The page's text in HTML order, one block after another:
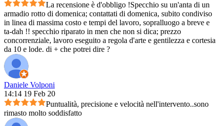
La recensione è d'obbligo !Specchio su un'anta di un
armadio rotto di domenica; contattati di domenica, subito condiviso
in linea di massima costo e tempi del lavoro, sopralluogo a breve e
ta-dah !! specchio riparato in men che non si dica; prezzo
concorrenziale, lavoro eseguito a regola d'arte e gentilezza e cortesia
da 10 e lode. di + che potrei dire ?
Daniele Volponi
14:14 19 Feb 20
Puntualità, precisione e velocità nell'intervento..sono
rimasto molto soddisfatto